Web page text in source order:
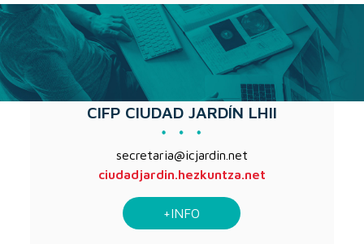
+INFO
CIFP CIUDAD JARDÍN LHII
secretaria@icjardin.net
ciudadjardin.hezkuntza.net
+INFO